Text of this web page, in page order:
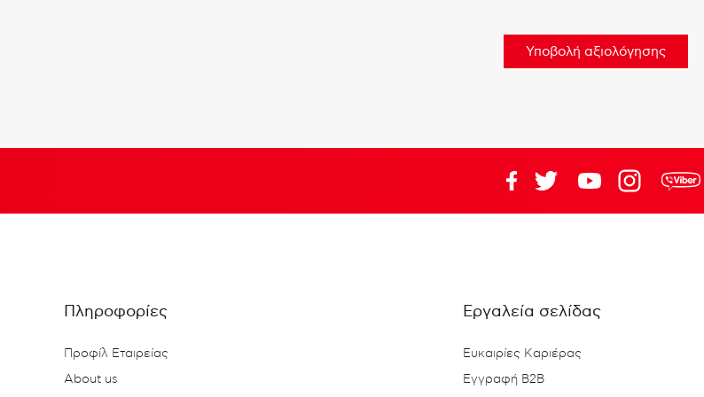
Πληροφορίες
Προφίλ Εταιρείας
About us
Εργαλεία σελίδας
Ευκαιρίες Καριέρας
Εγγραφή B2B